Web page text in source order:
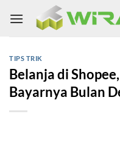
TIPS TRIK
Belanja di
Bayarnya Bulan